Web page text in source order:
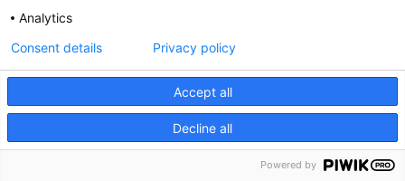
Instituto de Reformas Sociales
Organisme encarregat de l’estudi dels problemes socials a
Espanya i de la preparació de projectes legislatius per a
regular el món del treball. Fou creat per Silvela per l’abril del
1903, després d’un projecte de Canalejas de l’any anterior. El
Analytics
Accept all
Decline all
Consent details Privacy policy
Powered by